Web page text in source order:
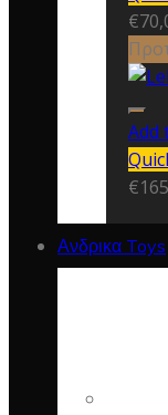
€
Add
€
Ανδρικα Toys